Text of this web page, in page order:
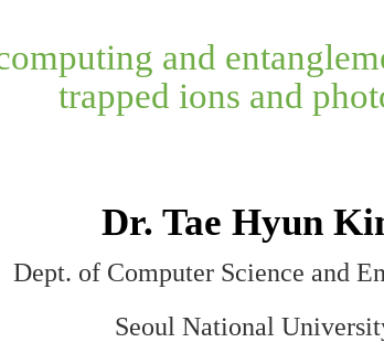
and
trapped ions and
Dr. Tae Hyun
Dept. of Computer Science and
Seoul National